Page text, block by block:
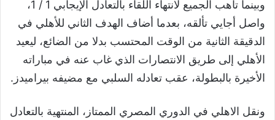
وبينما تأهب الجميع لانتهاء اللقاء بالتعادل الإيجابي 1 / 1،
واصل أجايي تألقه، بعدما أضاف الهدف الثاني للأهلي في
الدقيقة الثانية من الوقت المحتسب بدلا من الضائع، ليعيد
الأهلي إلى طريق الانتصارات الذي غاب عنه في مباراته
الأخيرة بالبطولة، عقب تعادله السلبي مع مضيفه بيراميدز.
ونقل الاهلي في الدوري المصري الممتاز، المنتهية بالتعادل